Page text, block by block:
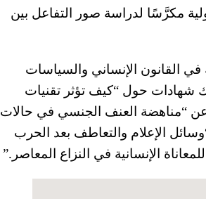
مكرَّسًا لدراسة صور التفاعل بين
في القانون الإنساني والسياسات
شهادات حول “كيف تؤثر تقنيات
عن “مناهضة العنف الجنسي في حالات
الإعلام والتعاطف بعد الحرب
الإنسانية في النزاع المعاصر.”